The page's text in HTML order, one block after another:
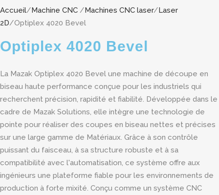
Accueil/Machine CNC /Machines CNC laser/Laser
2D/Optiplex 4020 Bevel
Optiplex 4020 Bevel
La Mazak Optiplex 4020 Bevel une machine de découpe en
biseau haute performance conçue pour les industriels qui
recherchent précision, rapidité et fiabilité. Développée dans le
cadre de Mazak Solutions, elle intègre une technologie de
pointe pour réaliser des coupes en biseau nettes et précises
sur une large gamme de Matériaux. Grâce à son contrôle
puissant du faisceau, à sa structure robuste et à sa
compatibilité avec l'automatisation, ce système offre aux
ingénieurs une plateforme fiable pour les environnements de
production à forte mixité. Conçu comme un système CNC